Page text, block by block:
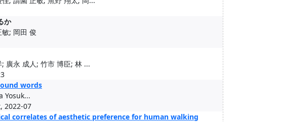
か
; 岡田 俊
廣永 成人; 竹市 博臣; 林 ...
words
Yosuk...
2022-07
correlates of aesthetic preference for human walking